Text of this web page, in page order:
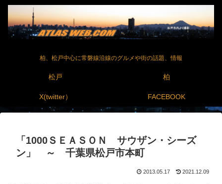
柏、松戸中心に常磐線沿線のグルメや街の話題、情報
松戸 柏
X(twitter） FACEBOOK
「1000ＳＥＡＳＯＮ サウザン・シーズ
ン」 ～ 千葉県松戸市本町
2013.05.17 2021.12.09